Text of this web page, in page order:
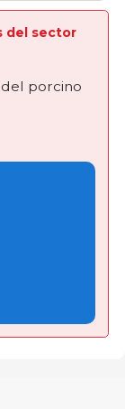
del sector
porcino